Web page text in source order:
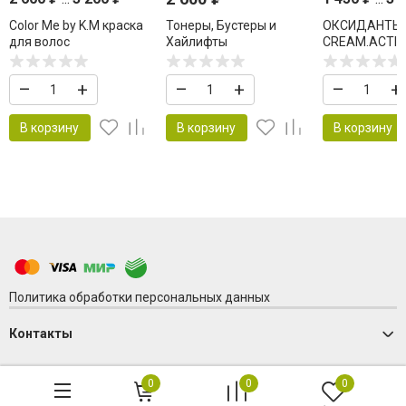
Color Me by K.M краска
для волос
– +
В корзину
Тонеры, Бустеры и
Хайлифты
– +
В корзину
ОКСИДАНТЫ
KEVIN
ME
– +
В корзину
Политика обработки персональных данных
Контакты
0 0 0